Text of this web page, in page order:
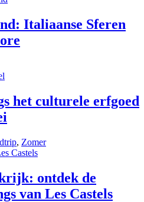
Italiaanse Sferen
het culturele erfgoed
, Zomer
ontdek de
van Les Castels